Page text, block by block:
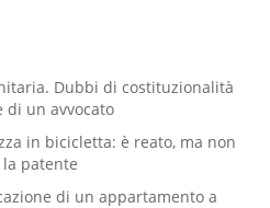
Dubbi di costituzionalità
di un avvocato
in bicicletta: è reato, ma non
patente
di un appartamento a